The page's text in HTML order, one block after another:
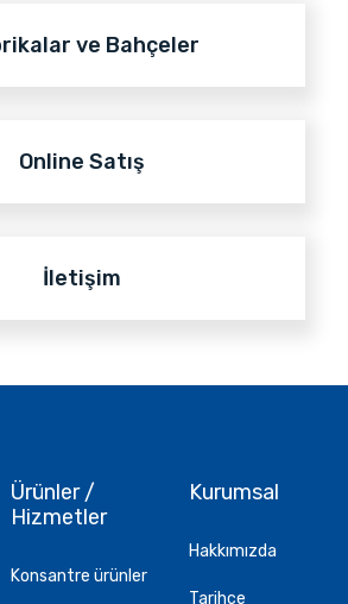
ve Bahçeler
Online Satış
İletişim
Ürünler /
Hizmetler
Konsantre ürünler
Kurumsal
Hakkımızda
Tarihçe